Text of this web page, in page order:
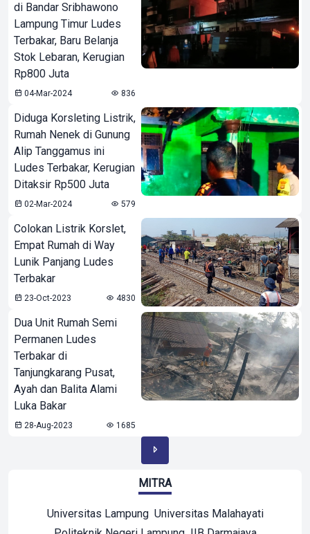
di Bandar Sribhawono
Lampung Timur Ludes
Terbakar, Baru Belanja
Stok Lebaran, Kerugian
Rp800 Juta
04-Mar-2024 836
Diduga Korsleting Listrik,
Rumah Nenek di Gunung
Alip Tanggamus ini
Ludes Terbakar, Kerugian
Ditaksir Rp500 Juta
02-Mar-2024 579
Colokan Listrik Korslet,
Empat Rumah di Way
Lunik Panjang Ludes
Terbakar
23-Oct-2023 4830
Dua Unit Rumah Semi
Permanen Ludes
Terbakar di
Tanjungkarang Pusat,
Ayah dan Balita Alami
Luka Bakar
28-Aug-2023 1685
MITRA
Universitas Lampung Universitas Malahayati